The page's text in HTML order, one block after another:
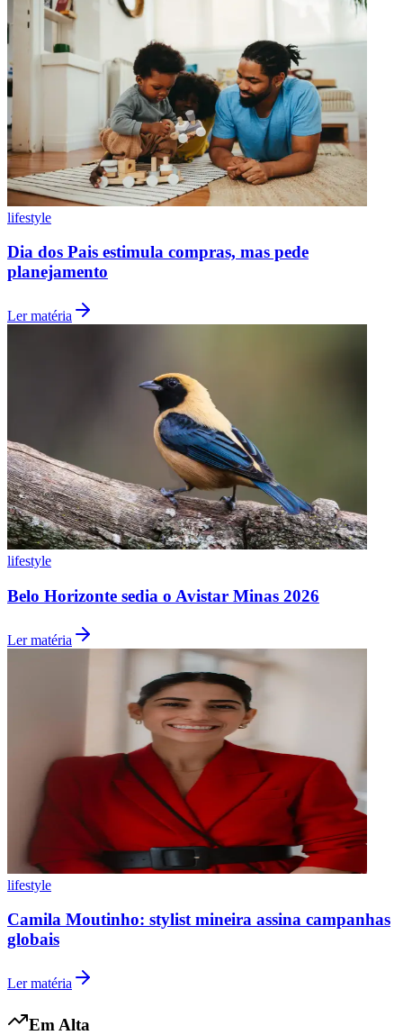
Botafogo
lifestyle
Dia dos Pais estimula compras, mas pede
planejamento
Ler matéria
lifestyle
Belo Horizonte sedia o Avistar Minas 2026
Ler matéria
lifestyle
Camila Moutinho: stylist mineira assina campanhas
globais
Ler matéria
Em Alta